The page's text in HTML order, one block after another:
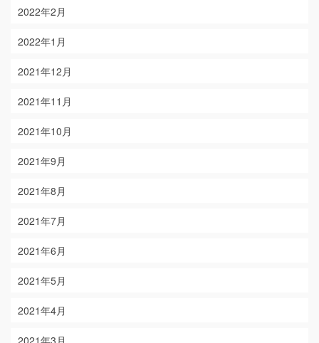
2022年2月
2022年1月
2021年12月
2021年11月
2021年10月
2021年9月
2021年8月
2021年7月
2021年6月
2021年5月
2021年4月
2021年3月